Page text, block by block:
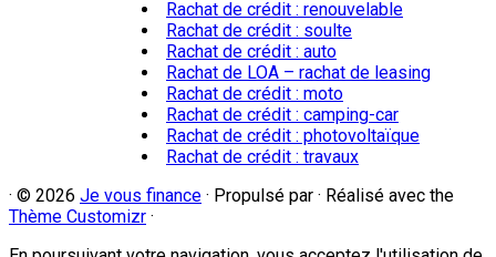
Rachat de crédit : renouvelable
Rachat de crédit : soulte
Rachat de crédit : auto
Rachat de LOA – rachat de leasing
Rachat de crédit : moto
Rachat de crédit : camping-car
Rachat de crédit : photovoltaïque
Rachat de crédit : travaux
· © 2026 Je vous finance · Propulsé par · Réalisé avec the
Thème Customizr ·